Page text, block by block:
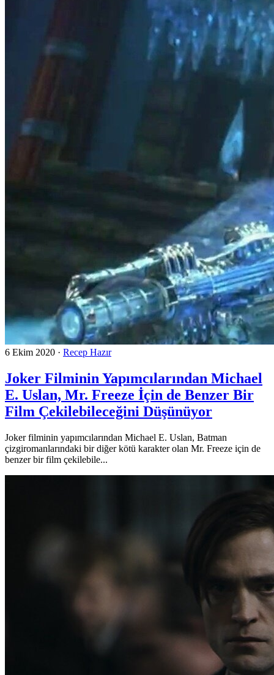
6 Ekim 2020 · Recep Hazır
Joker Filminin Yapımcılarından Michael
E. Uslan, Mr. Freeze İçin de Benzer Bir
Film Çekilebileceğini Düşünüyor
Joker filminin yapımcılarından Michael E. Uslan, Batman
çizgiromanlarındaki bir diğer kötü karakter olan Mr. Freeze için de
benzer bir film çekilebile...